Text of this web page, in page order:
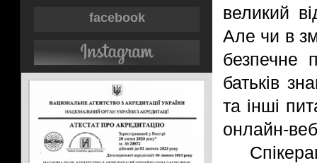
facebook
великий
Але чи в
безпечне
батьків
та інші
онлайн-